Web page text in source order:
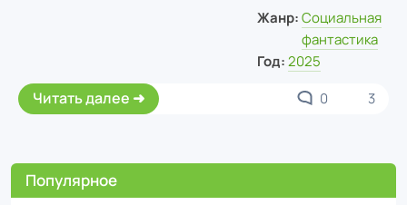
Жанр: Социальная
фантастика
Год: 2025
Читать далее 0 3
Популярное